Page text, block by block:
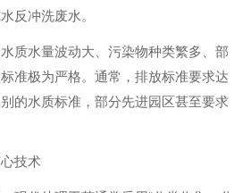
反冲洗废水。
质水量波动大、污染物种类繁多、部
准极为严格。通常，排放标准要求达
的水质标准，部分先进园区甚至要求
技术